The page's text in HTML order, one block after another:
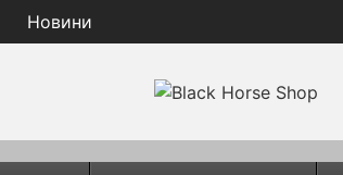
Новини